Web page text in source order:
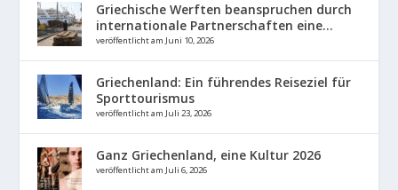
Griechische Werften beanspruchen durch
internationale Partnerschaften eine...
veröffentlicht am Juni 10, 2026
Griechenland: Ein führendes Reiseziel für
Sporttourismus
veröffentlicht am Juli 23, 2026
Ganz Griechenland, eine Kultur 2026
veröffentlicht am Juli 6, 2026